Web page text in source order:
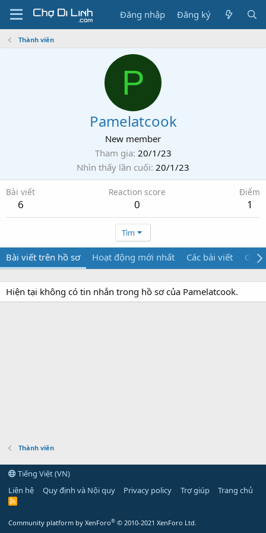
Đăng nhập Đăng ký
Thành viên
P
Pamelatcook
New member
Tham gia 20/1/23
Nhìn thấy lần cuối 20/1/23
Bài viết
6
Reaction score
0
Điểm
1
Tìm
Bài viết trên hồ sơ Hoạt động mới nhất Các bài viết Giới
Hiện tại không có tin nhắn trong hồ sơ của Pamelatcook.
Thành viên
Tiếng Việt (VN)
Liên hệ
Quy định và Nội quy Privacy policy Trợ giúp Trang chủ
R
Community platform by XenForo® © 2010-2021 XenForo Ltd.